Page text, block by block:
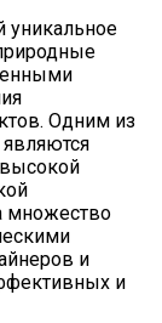
уникальное
Одним из
множество
и
и